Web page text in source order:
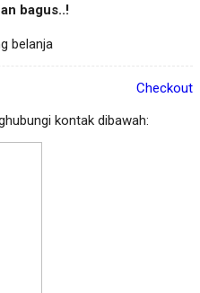
bagus..!
belanja
Checkout
kontak dibawah: